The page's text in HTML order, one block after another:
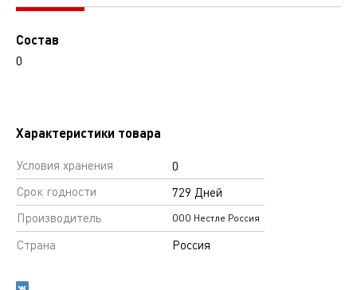
Состав
0
Характеристики товара
Условия хранения
0
Срок годности
729 Дней
Производитель
ООО Нестле Россия
Страна Россия